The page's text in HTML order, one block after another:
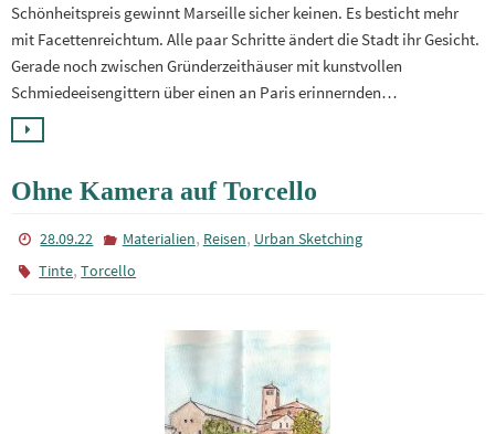
Schönheitspreis gewinnt Marseille sicher keinen. Es besticht mehr
mit Facettenreichtum. Alle paar Schritte ändert die Stadt ihr Gesicht.
Gerade noch zwischen Gründerzeithäuser mit kunstvollen
Schmiedeeisengittern über einen an Paris erinnernden…
Ohne Kamera auf Torcello
28.09.22 Materialien, Reisen, Urban Sketching
Tinte,Torcello